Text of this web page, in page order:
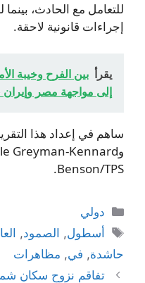
للتعامل مع الحادث،
إجراءات قانونية لاحقة.
يقرأ بين الفرح وخيبة
إلى مواجهة مصر وإيران
Benson/TPS.
التصنيفات
دولي
الوسوم
أسطول, الصمود,
حاشدة, في, مظاهرات
تفاقم نزوح سكان